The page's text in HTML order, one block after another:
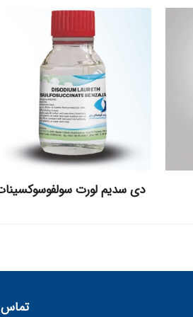
دی سدیم لورت
تماس